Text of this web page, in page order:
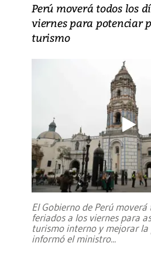
Perú moverá todos los
viernes para potenciar
turismo
El Gobierno de Perú
feriados a los viernes para
turismo interno y mejorar
informó el ministro...